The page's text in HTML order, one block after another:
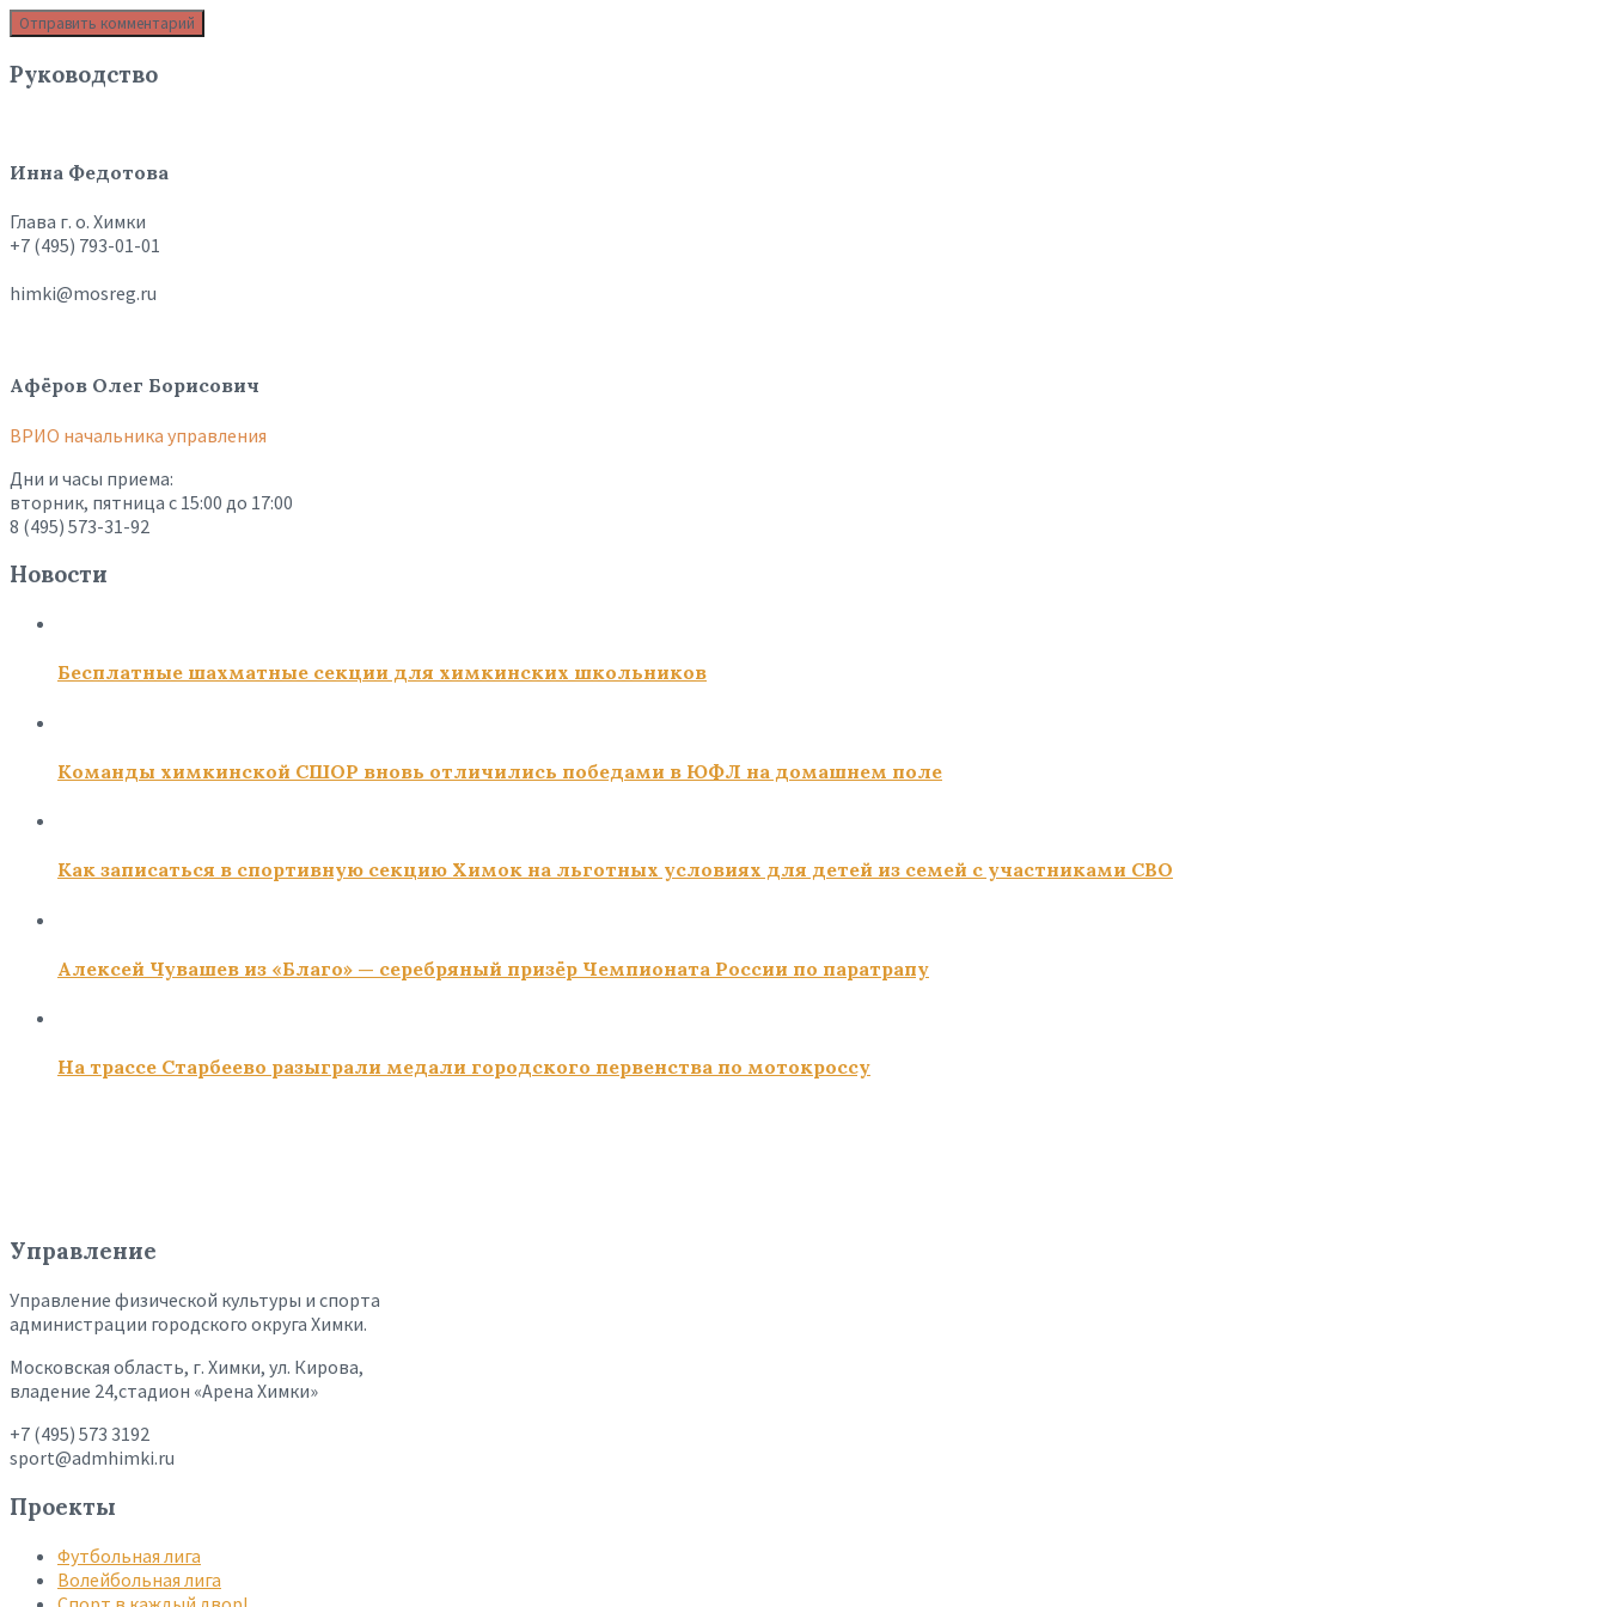
Руководство
Инна Федотова
Глава г. о. Химки
+7 (495) 793-01-01
himki@mosreg.ru
Афёров Олег Борисович
ВРИО начальника управления
Дни и часы приема:
вторник, пятница с 15:00 до 17:00
8 (495) 573-31-92
Новости
Бесплатные шахматные секции для химкинских школьников
Команды химкинской СШОР вновь отличились победами в ЮФЛ на домашнем поле
Как записаться в спортивную секцию Химок на льготных условиях для детей из семей с участниками СВО
Алексей Чувашев из «Благо» — серебряный призёр Чемпионата России по паратрапу
На трассе Старбеево разыграли медали городского первенства по мотокроссу
Управление
Управление физической культуры и спорта
администрации городского округа Химки.
Московская область, г. Химки, ул. Кирова,
владение 24,стадион «Арена Химки»
+7 (495) 573 3192
sport@admhimki.ru
Проекты
Футбольная лига
Волейбольная лига